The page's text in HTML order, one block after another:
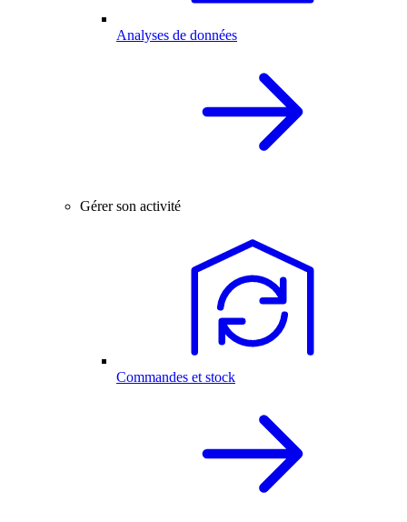
Analyses de données
Gérer son activité
Commandes et stock